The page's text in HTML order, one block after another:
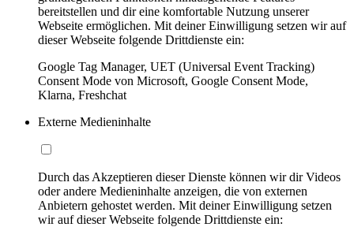
bereitstellen und dir eine komfortable Nutzung unserer
Webseite ermöglichen. Mit deiner Einwilligung setzen wir auf
dieser Webseite folgende Drittdienste ein:
Google Tag Manager, UET (Universal Event Tracking)
Consent Mode von Microsoft, Google Consent Mode,
Klarna, Freshchat
Externe Medieninhalte
Durch das Akzeptieren dieser Dienste können wir dir Videos
oder andere Medieninhalte anzeigen, die von externen
Anbietern gehostet werden. Mit deiner Einwilligung setzen
wir auf dieser Webseite folgende Drittdienste ein: